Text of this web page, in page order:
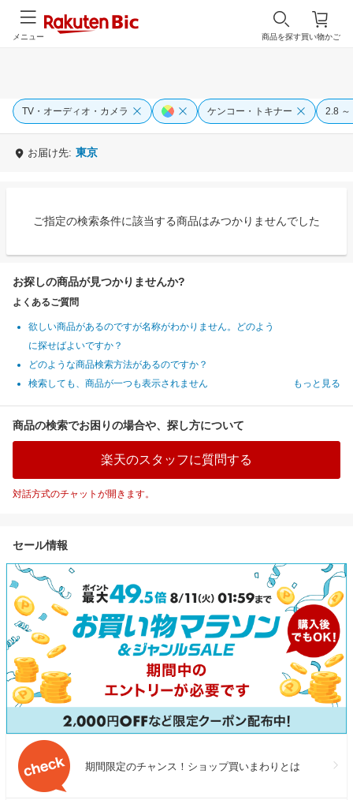
買い物かご
商品を探す
メニュー
TV・オーディオ・カメラ ケンコー・トキナー 2.8 ～
お届け先: 東京
ご指定の検索条件に該当する商品はみつかりませんでした
お探しの商品が見つかりませんか?
よくあるご質問
欲しい商品があるのですが名称がわかりません。どのよう
に探せばよいですか？
どのような商品検索方法があるのですか？
検索しても、商品が一つも表示されません
もっと見る
商品の検索でお困りの場合や、探し方について
楽天のスタッフに質問する
対話方式のチャットが開きます。
セール情報
期間限定のチャンス！ショップ買いまわりとは